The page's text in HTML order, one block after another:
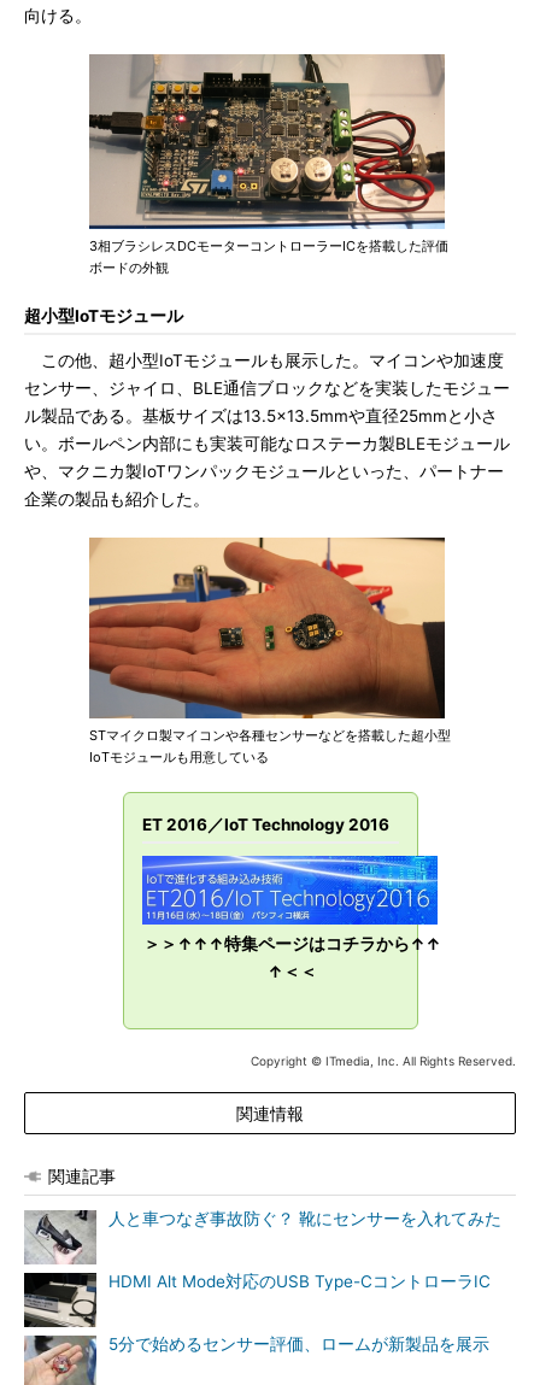
向ける。
3相ブラシレスDCモーターコントローラーICを搭載した評価
ボードの外観
超小型IoTモジュール
この他、超小型IoTモジュールも展示した。マイコンや加速度
センサー、ジャイロ、BLE通信ブロックなどを実装したモジュー
ル製品である。基板サイズは13.5×13.5mmや直径25mmと小さ
い。ボールペン内部にも実装可能なロステーカ製BLEモジュール
や、マクニカ製IoTワンパックモジュールといった、パートナー
企業の製品も紹介した。
STマイクロ製マイコンや各種センサーなどを搭載した超小型
IoTモジュールも用意している
ET 2016／IoT Technology 2016
＞＞↑↑↑特集ページはコチラから↑↑
↑＜＜
Copyright © ITmedia, Inc. All Rights Reserved.
関連情報
関連記事
人と車つなぎ事故防ぐ？ 靴にセンサーを入れてみた
HDMI Alt Mode対応のUSB Type-CコントローラIC
5分で始めるセンサー評価、ロームが新製品を展示